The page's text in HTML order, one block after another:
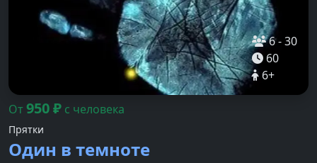
6-30
60
6+
От950₽ с человека
Прятки
Один в темноте